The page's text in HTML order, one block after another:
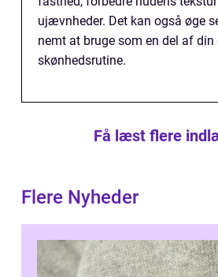
ujævnheder. Det kan også øge
nemt at bruge som en del af din
skønhedsrutine.
Få læst flere
Flere Nyheder